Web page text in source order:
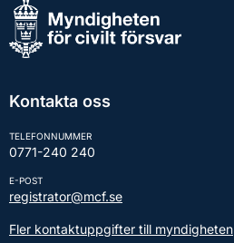
Kontakta oss
TELEFONNUMMER
0771-240 240
E-POST
registrator@mcf.se
Fler kontaktuppgifter till myndigheten